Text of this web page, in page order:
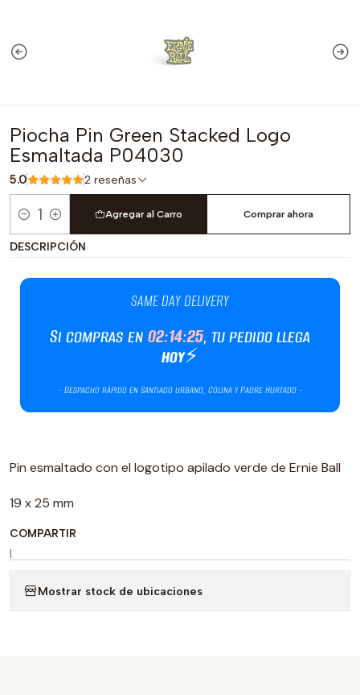
Piocha Pin Green Stacked Logo
Esmaltada P04030
5.0 2 reseñas
Cantidad
Agregar al Carro Comprar ahora
DESCRIPCIÓN
Pin esmaltado con el logotipo apilado verde de Ernie Ball
19 x 25 mm
COMPARTIR
|
Mostrar stock de ubicaciones